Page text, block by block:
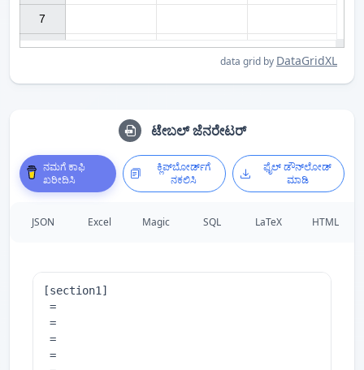
data grid by DataGridXL
7
ಟೇಬಲ್ ಜೆನರೇಟರ್
ನಮಗೆ ಕಾಫಿ
ಖರೀದಿಸಿ
ಕ್ಲಿಪ್‌ಬೋರ್ಡ್‌ಗೆ
ನಕಲಿಸಿ
ಫೈಲ್ ಡೌನ್‌ಲೋಡ್
ಮಾಡಿ
JSON Excel Magic SQL LaTeX HTML